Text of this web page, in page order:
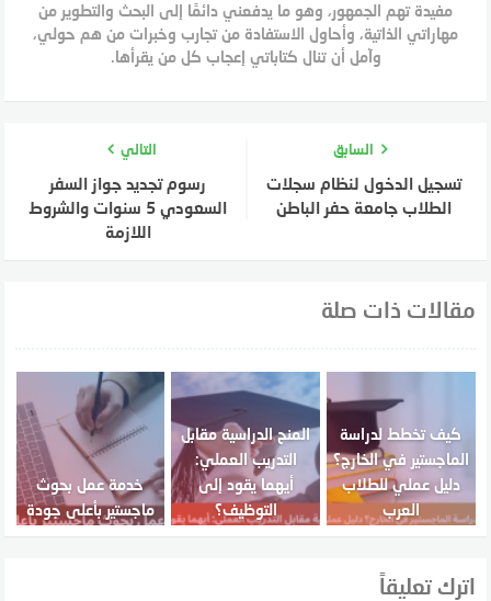
مفيدة تهم الجمهور، وهو ما يدفعني دائمًا إلى البحث والتطوير من
مهاراتي الذاتية، وأحاول الاستفادة من تجارب وخبرات من هم حولي،
وآمل أن تنال كتاباتي إعجاب كل من يقرأها.
السابق
تسجيل الدخول لنظام سجلات
الطلاب جامعة حفر الباطن
التالي
رسوم تجديد جواز السفر
السعودي 5 سنوات والشروط
اللازمة
مقالات ذات صلة
كيف تخطط لدراسة
الماجستير في الخارج؟
دليل عملي للطلاب
العرب
المنح الدراسية مقابل
التدريب العملي:
أيهما يقود إلى
التوظيف؟
خدمة عمل بحوث
ماجستير بأعلى جودة
اترك تعليقاً